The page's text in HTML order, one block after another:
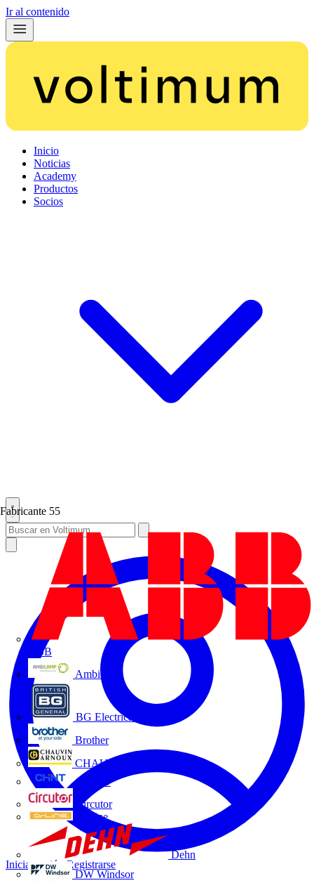
Ir al contenido
Inicio
Noticias
Academy
Productos
Socios
Fabricante 55
ABB
Ambilamp
BG Electrical
Brother
CHAUVIN ARNOUX
CHINT
Circutor
D-Line
Dehn
DW Windsor
Iniciar sesión Registrarse